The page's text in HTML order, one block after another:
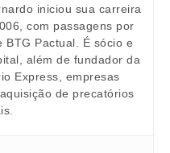
iniciou sua carreira
com passagens por
BTG Pactual. É sócio e
além de fundador da
Express, empresas
de precatórios